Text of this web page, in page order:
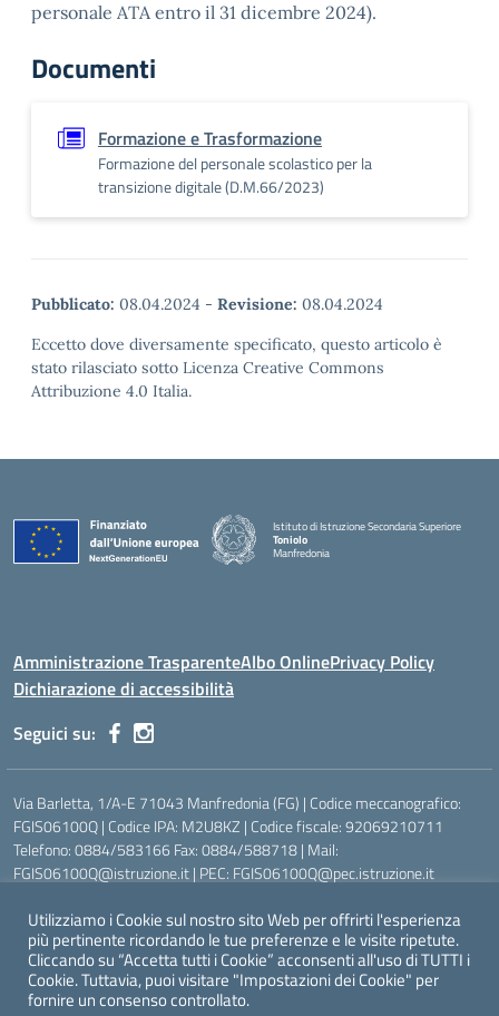
personale ATA entro il 31 dicembre 2024).
Documenti
Formazione e Trasformazione
Formazione del personale scolastico per la
transizione digitale (D.M.66/2023)
Pubblicato: 08.04.2024 - Revisione: 08.04.2024
Eccetto dove diversamente specificato, questo articolo è
stato rilasciato sotto Licenza Creative Commons
Attribuzione 4.0 Italia.
Istituto di Istruzione Secondaria Superiore
Toniolo
Manfredonia
Amministrazione TrasparenteAlbo OnlinePrivacy Policy
Dichiarazione di accessibilità
Seguici su:
Via Barletta, 1/A-E 71043 Manfredonia (FG) | Codice meccanografico:
FGIS06100Q | Codice IPA: M2U8KZ | Codice fiscale: 92069210711
Telefono: 0884/583166 Fax: 0884/588718 | Mail:
FGIS06100Q@istruzione.it | PEC: FGIS06100Q@pec.istruzione.it
Ufficio Scolastico Territoriale:https://www.ustfoggia.it
Comune:https://www.comune.manfredonia.fg.it
Concept & Design by Designers Italia
Utilizziamo i Cookie sul nostro sito Web per offrirti l'esperienza
più pertinente ricordando le tue preferenze e le visite ripetute.
Cliccando su “Accetta tutti i Cookie” acconsenti all'uso di TUTTI i
Cookie. Tuttavia, puoi visitare "Impostazioni dei Cookie" per
fornire un consenso controllato.